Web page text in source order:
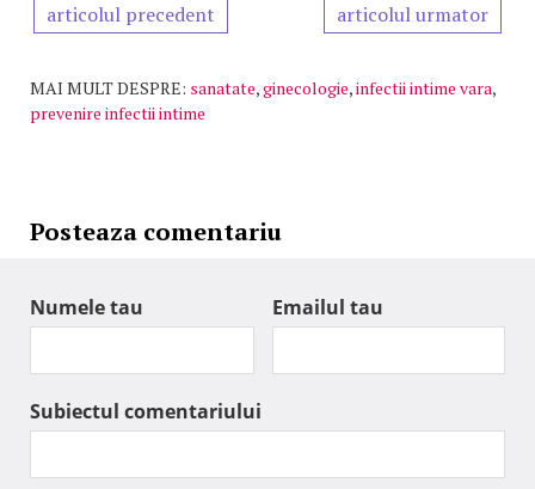
articolul precedent articolul urmator
MAI MULT DESPRE: sanatate,ginecologie,infectii intime vara,
prevenire infectii intime
Posteaza comentariu
Numele tau Emailul tau
Subiectul comentariului